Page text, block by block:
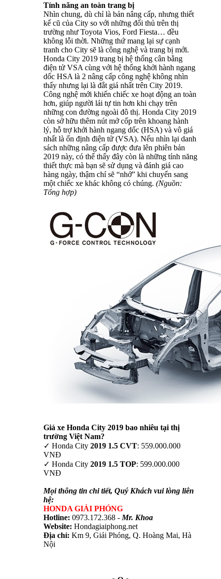
Tính năng an toàn trang bị
Nhìn chung, dù chỉ là bản nâng cấp, nhưng thiết
kế cũ của City so với những đối thủ trên thị
trường như Toyota Vios, Ford Fiesta… đều
không lỗi thời. Những thứ mang lại sự cạnh
tranh cho City sẽ là công nghệ và trang bị mới.
Honda City 2019 trang bị hệ thống cân bằng
điện tử VSA cùng với hệ thống khởi hành ngang
dốc HSA là 2 nâng cấp công nghệ không nhìn
thấy nhưng lại là đắt giá nhất trên City 2019.
Công nghệ mới khiến chiếc xe hoạt động an toàn
hơn, giúp người lái tự tin hơn khi chạy trên
những con đường ngoài đô thị. Honda City 2019
còn sở hữu thêm nút mở cốp trên khoang hành
lý, hỗ trợ khởi hành ngang dốc (HSA) và vô giá
nhất là ổn định điện tử (VSA). Nếu nhìn lại danh
sách những nâng cấp được đưa lên phiên bản
2019 này, có thể thấy đây còn là những tính năng
thiết thực mà bạn sẽ sử dụng và đánh giá cao
hàng ngày, thậm chí sẽ “nhớ” khi chuyển sang
một chiếc xe khác không có chúng. (Nguồn:
Tổng hợp)
Giá xe Honda City 2019 bao nhiêu tại thị
trường Việt Nam?
✓ Honda City 2019 1.5 CVT: 559.000.000
VNĐ
✓ Honda City 2019 1.5 TOP: 599.000.000
VNĐ
Mọi thông tin chi tiết, Quý Khách vui lòng liên
hệ:
HONDA GIẢI PHÓNG
Hotline: 0973.172.368 - Mr. Khoa
Website: Hondagiaiphong.net
Địa chỉ: Km 9, Giải Phóng, Q. Hoàng Mai, Hà
Nội